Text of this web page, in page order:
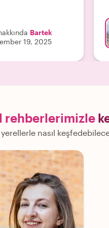
Bartek
19, 2025
rehberlerimizle
nasıl